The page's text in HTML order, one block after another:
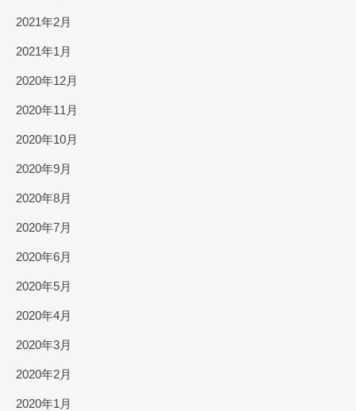
2021年2月
2021年1月
2020年12月
2020年11月
2020年10月
2020年9月
2020年8月
2020年7月
2020年6月
2020年5月
2020年4月
2020年3月
2020年2月
2020年1月